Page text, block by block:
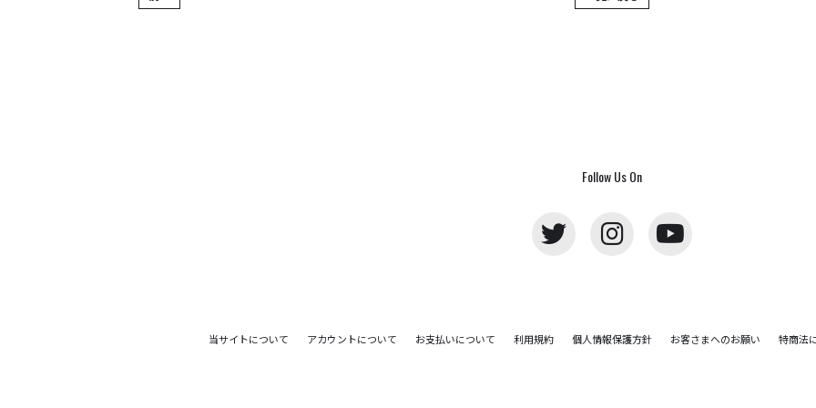
Follow Us On
当サイトについて アカウントについて お支払いについて 利用規約 個人情報保護方針 お客さまへのお願い 特商法